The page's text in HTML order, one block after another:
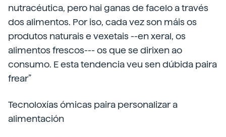
nutracéutica, pero hai ganas de facelo a través
dos alimentos. Por iso, cada vez son máis os
produtos naturais e vexetais --en xeral, os
alimentos frescos--- os que se dirixen ao
consumo. E esta tendencia veu sen dúbida paira
frear”
Tecnoloxías ómicas paira personalizar a
alimentación